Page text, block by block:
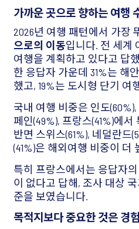
가까운 곳으로 향하는 여행
2026년 여행 패턴에서 가장
으로의 이동입니다. 전 세계
여행을 계획하고 있다고 답
한 응답자 가운데 31%는 해
했고, 19%는 도시형 단기 여
국내 여행 비중은 인도(60%),
페인(49%), 프랑스(41%)에
반면 스위스(61%), 네덜란드
(41%)은 해외여행 비중이 더
특히 프랑스에서는 응답자
이 없다고 답해, 조사 대상
준을 보였습니다.
목적지보다 중요한 것은 경